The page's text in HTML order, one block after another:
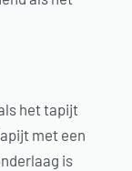
het tapijt
met een
is